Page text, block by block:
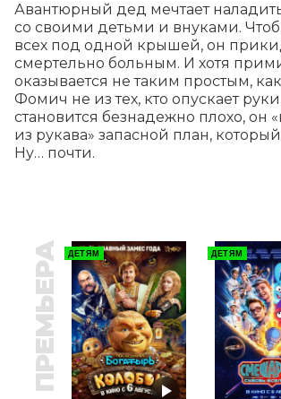
Авантюрный дед мечтает
со своими детьми и внуками.
всех под одной крышей, он
смертельно больным. И хотя
оказывается не таким простым,
Фомич не из тех, кто опускает
становится безнадежно плохо, он
из рукава» запасной план,
Ну… почти.
ПРЕМЬЕРА ДЕТЯМ ДЕТЯМ